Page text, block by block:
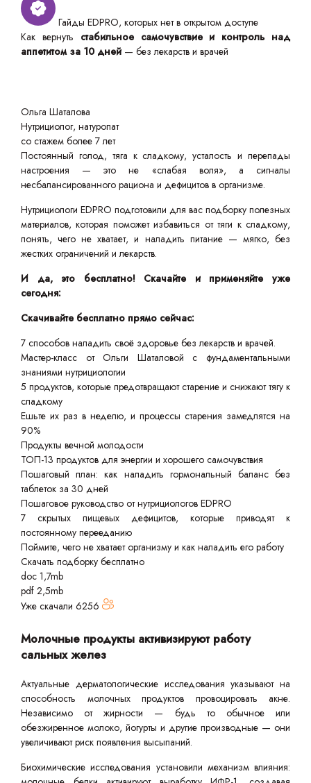
Гайды EDPRO, которых нет в открытом доступе
Как вернуть стабильное самочувствие и контроль над
аппетитом за 10 дней — без лекарств и врачей
Ольга Шаталова
Нутрициолог, натуропат
со стажем более 7 лет
Постоянный голод, тяга к сладкому, усталость и перепады
настроения — это не «слабая воля», а сигналы
несбалансированного рациона и дефицитов в организме.
Нутрициологи EDPRO подготовили для вас подборку полезных
материалов, которая поможет избавиться от тяги к сладкому,
понять, чего не хватает, и наладить питание — мягко, без
жестких ограничений и лекарств.
И да, это бесплатно! Скачайте и применяйте уже
сегодня:
Скачивайте бесплатно прямо сейчас:
7 способов наладить своё здоровье без лекарств и врачей.
Мастер-класс от Ольги Шаталовой с фундаментальными
знаниями нутрициологии
5 продуктов, которые предотвращают старение и снижают тягу к
сладкому
Ешьте их раз в неделю, и процессы старения замедлятся на
90%
Продукты вечной молодости
ТОП-13 продуктов для энергии и хорошего самочувствия
Пошаговый план: как наладить гормональный баланс без
таблеток за 30 дней
Пошаговое руководство от нутрициологов EDPRO
7 скрытых пищевых дефицитов, которые приводят к
постоянному перееданию
Поймите, чего не хватает организму и как наладить его работу
Скачать подборку бесплатно
doc 1,7mb
pdf 2,5mb
Уже скачали 6256
Молочные продукты активизируют работу
сальных желез
Актуальные дерматологические исследования указывают на
способность молочных продуктов провоцировать акне.
Независимо от жирности — будь то обычное или
обезжиренное молоко, йогурты и другие производные — они
увеличивают риск появления высыпаний.
Биохимические исследования установили механизм влияния: